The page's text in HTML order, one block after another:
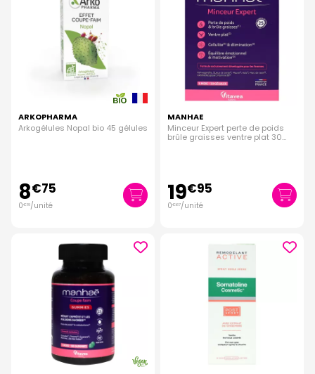
ARKOPHARMA
Arkogélules Nopal bio 45 gélules
8€75
0€ 19/unité
MANHAE
Minceur Expert perte de poids
brûle graisses ventre plat 30
19€95
0€67/unité